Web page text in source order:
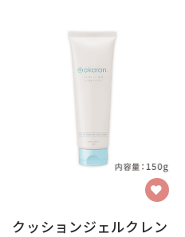
クッションジェルクレン